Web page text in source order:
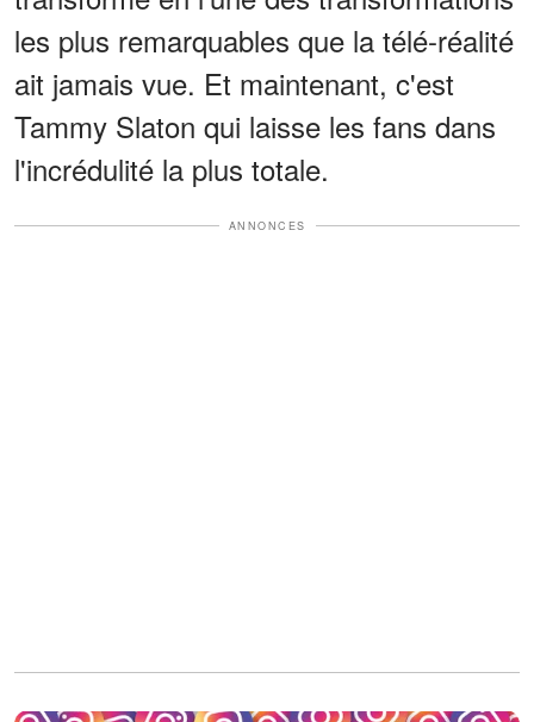
les plus remarquables que la télé-réalité
ait jamais vue. Et maintenant, c'est
Tammy Slaton qui laisse les fans dans
l'incrédulité la plus totale.
ANNONCES